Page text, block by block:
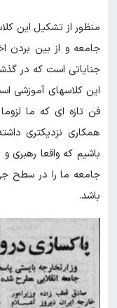
منظور از تشکیل این
جامعه و از بین بردن
جنایاتی است که در
این کلاسهای آموزشی
فن‌ تازه ای که ما
همکاری نزدیکتری
باشیم که واقعا
جامعه ما را در سطح
باشد‌‌‌.